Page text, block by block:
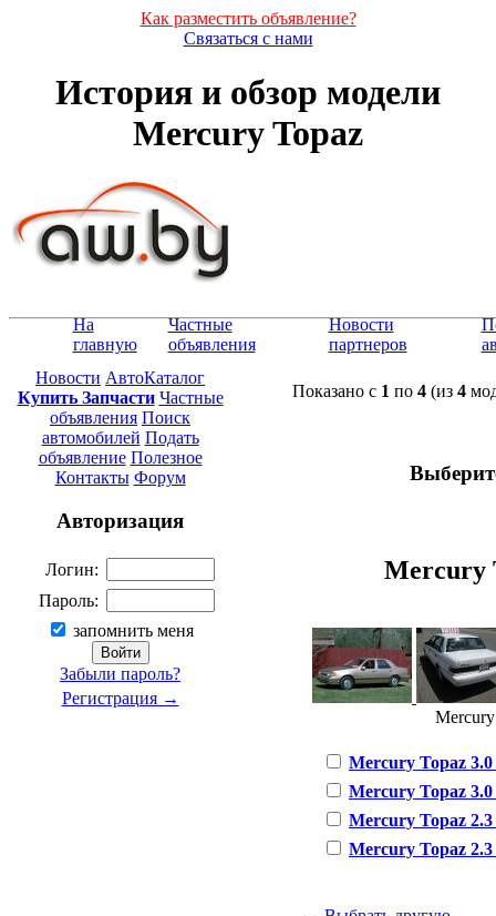
Как разместить объявление?
Связаться с нами
История и обзор модели
Mercury Topaz
На
главную
Частные
объявления
Новости
партнеров
Новости АвтоКаталог
Купить Запчасти Частные
объявления Поиск
автомобилей Подать
объявление Полезное
Контакты Форум
Авторизация
Логин:
Пароль:
запомнить меня
Забыли пароль?
Регистрация →
Показано с 1 по 4(из 4
Mercury
Mercury Topaz 3.0
Mercury Topaz 3.0
Mercury Topaz 2.3
Mercury Topaz 2.3